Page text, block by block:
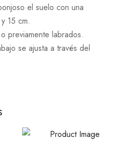
el suelo con una
15 cm.
previamente labrados.
se ajusta a través del